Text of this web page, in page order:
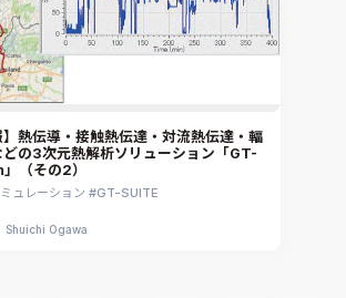
】熱伝導・接触熱伝達・対流熱伝達・輻
どの3次元熱解析ソリューション「GT-
（その2）
ュレーション GT-SUITE
Shuichi Ogawa